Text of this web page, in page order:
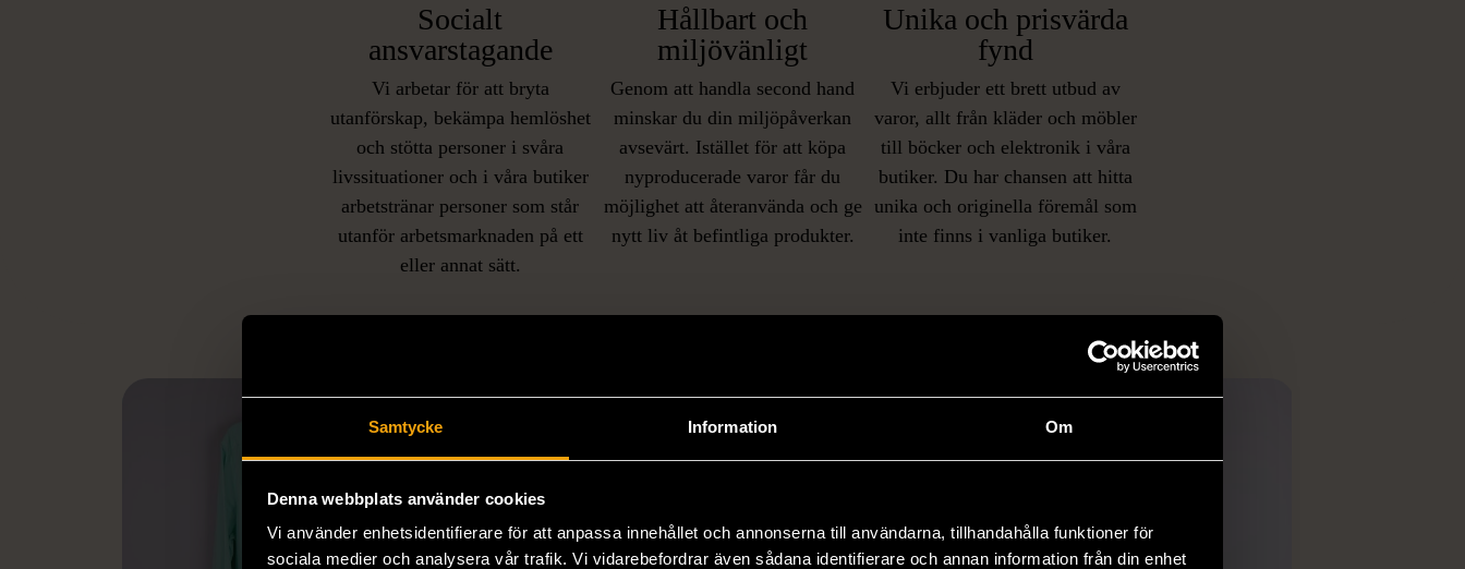
Samtycke Information Om
Denna webbplats använder cookies
Vi använder enhetsidentifierare för att anpassa innehållet och annonserna till användarna, tillhandahålla funktioner för
sociala medier och analysera vår trafik. Vi vidarebefordrar även sådana identifierare och annan information från din enhet
Socialt
ansvarstagande
Vi arbetar för att bryta
utanförskap, bekämpa hemlöshet
och stötta personer i svåra
livssituationer och i våra butiker
arbetstränar personer som står
utanför arbetsmarknaden på ett
eller annat sätt.
Hållbart och
miljövänligt
Genom att handla second hand
minskar du din miljöpåverkan
avsevärt. Istället för att köpa
nyproducerade varor får du
möjlighet att återanvända och ge
nytt liv åt befintliga produkter.
Unika och prisvärda
fynd
Vi erbjuder ett brett utbud av
varor, allt från kläder och möbler
till böcker och elektronik i våra
butiker. Du har chansen att hitta
unika och originella föremål som
inte finns i vanliga butiker.
LIKNANDE PRODUKTER
Hitta produkter som påminner om denna